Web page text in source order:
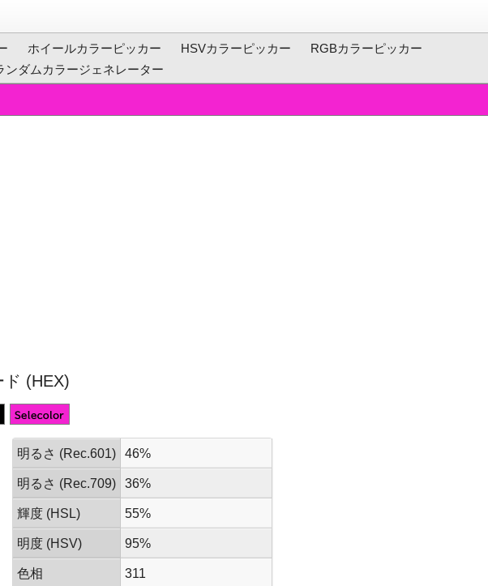
ホイールカラーピッカー HSVカラーピッカー
RGBカラーピッカー
ンダムカラージェネレーター
(HEX)
明るさ (Rec.601) 46%
明るさ (Rec.709) 36%
輝度 (HSL) 55%
明度 (HSV) 95%
色相 311